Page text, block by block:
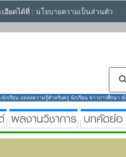
อียดได้ที่ : นโยบายความเป็นส่วนตัว
กเรียน แหล่งความรู้สำหรับครู นักเรียน ข่าวการศึกษา